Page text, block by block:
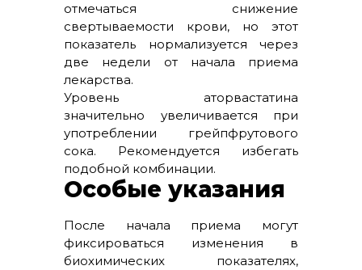
отмечаться снижение
свертываемости крови, но этот
показатель нормализуется через
две недели от начала приема
лекарства.
Уровень аторвастатина
значительно увеличивается при
употреблении грейпфрутового
сока. Рекомендуется избегать
подобной комбинации.
Особые указания
После начала приема могут
фиксироваться изменения в
биохимических показателях,